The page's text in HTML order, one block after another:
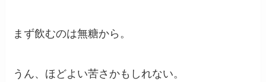
まず飲むのは無糖から。
うん、ほどよい苦さかもしれない。